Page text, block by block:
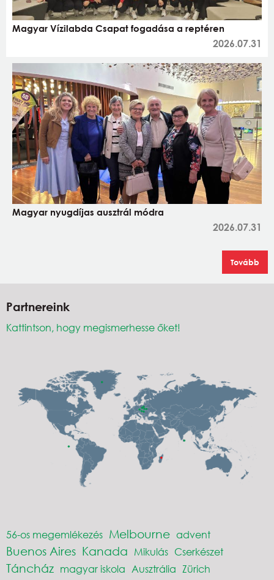
Magyar Vízilabda Csapat fogadása a reptéren
2026.07.31
Magyar nyugdíjas ausztrál módra
2026.07.31
Tovább
Partnereink
Kattintson, hogy megismerhesse őket!
56-os megemlékezés Melbourne advent
Buenos Aires Kanada Mikulás Cserkészet
Táncház magyar iskola Ausztrália Zürich